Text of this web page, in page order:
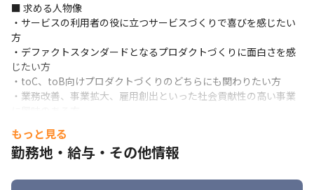
ています
・静的コード解析ツールを活用し、最低限のコード品質チェック
を行っています
・1日あたり1〜3回リリースを実施するペースです
＜コミュニケーション方法＞
・コード管理にはGitHub、タスク管理にはBacklogを用いていま
ています
■ この仕事の面白み、魅力
・ECが一般的ではない業界のスタンダートをつくることができま
■ 求める人物像
・サービスの利用者の役に立つサービスづくりで喜びを感じたい
方
・デファクトスタンダードとなるプロダクトづくりに面白さを感
じたい方
・toC、toB向けプロダクトづくりのどちらにも関わりたい方
・業務改善、事業拡大、雇用創出といった社会貢献性の高い事業
もっと見る
勤務地・給与・その他情報